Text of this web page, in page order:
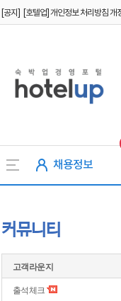
채용정보
커뮤니티
고객라운지
출석체크